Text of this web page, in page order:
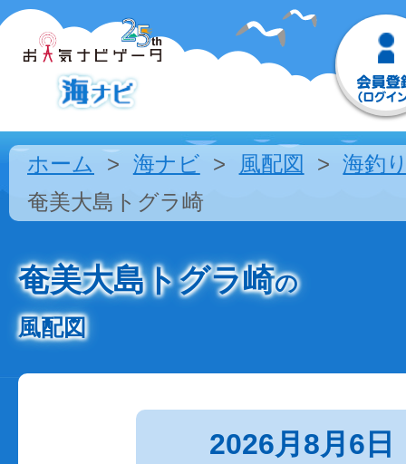
ホーム 海ナビ 風配図
海釣
奄美大島トグラ崎
奄美大島トグラ崎の
風配図
2026月8月6日